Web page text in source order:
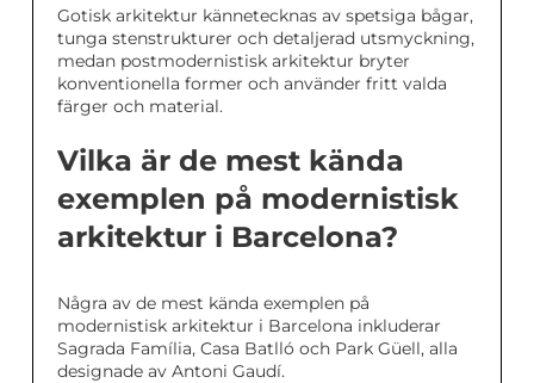
Gotisk arkitektur kännetecknas av spetsiga bågar,
tunga stenstrukturer och detaljerad utsmyckning,
medan postmodernistisk arkitektur bryter
konventionella former och använder fritt valda
färger och material.
Vilka är de mest kända
exemplen på modernistisk
arkitektur i Barcelona?
Några av de mest kända exemplen på
modernistisk arkitektur i Barcelona inkluderar
Sagrada Família, Casa Batlló och Park Güell, alla
designade av Antoni Gaudí.